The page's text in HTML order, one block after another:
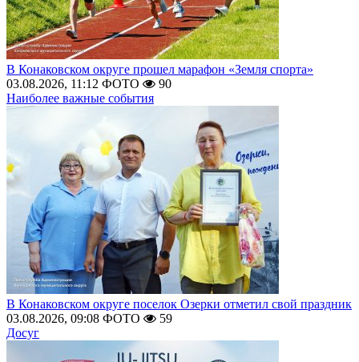
В Конаковском округе прошел марафон «Земля спорта»
03.08.2026, 11:12 ФОТО
90
Наиболее важные события
В Конаковском округе поселок Озерки отметил свой праздник
03.08.2026, 09:08 ФОТО
59
Досуг